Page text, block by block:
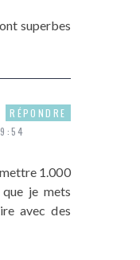
superbes
1.000
que je mets
avec des
RÉPONDRE